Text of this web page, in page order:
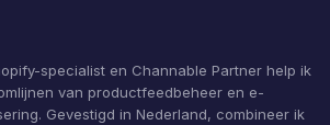
specialist en Channable Partner help ik
van productfeedbeheer en e-
Gevestigd in Nederland, combineer ik